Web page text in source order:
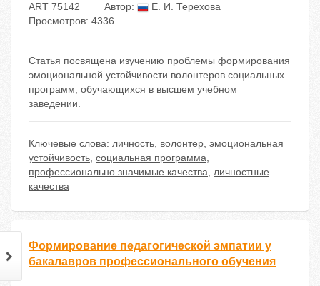
ART 75142 Автор:
Е. И. Терехова
Просмотров: 4336
Статья посвящена изучению проблемы формирования
эмоциональной устойчивости волонтеров социальных
программ, обучающихся в высшем учебном
заведении.
Ключевые слова: личность, волонтер, эмоциональная
устойчивость, социальная программа,
профессионально значимые качества, личностные
качества
Формирование педагогической эмпатии у
бакалавров профессионального обучения